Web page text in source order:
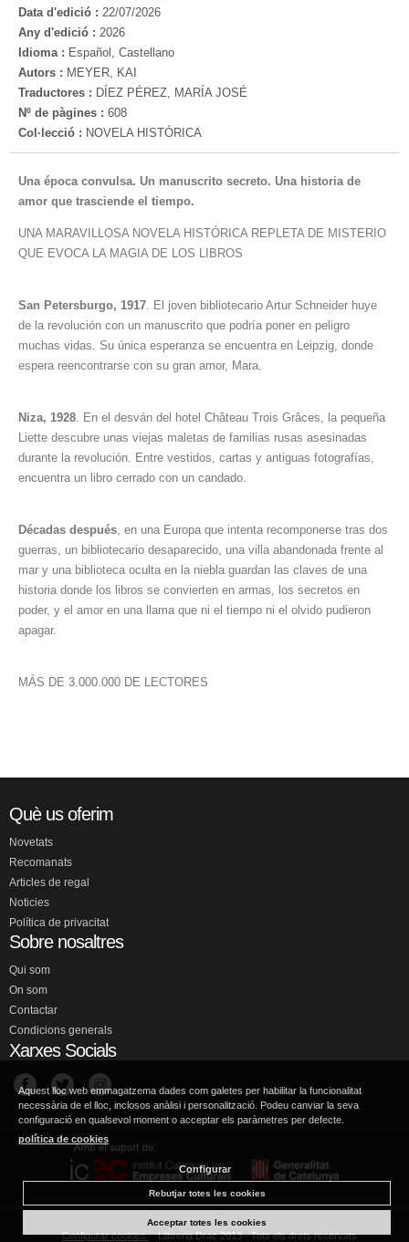
Data d'edició : 22/07/2026
Any d'edició : 2026
Idioma : Español, Castellano
Autors : MEYER, KAI
Traductores : DÍEZ PÉREZ, MARÍA JOSÉ
Nº de pàgines : 608
Col·lecció : NOVELA HISTÓRICA
Una época convulsa. Un manuscrito secreto. Una historia de
amor que trasciende el tiempo.
UNA MARAVILLOSA NOVELA HISTÓRICA REPLETA DE MISTERIO
QUE EVOCA LA MAGIA DE LOS LIBROS
San Petersburgo, 1917 . El joven bibliotecario Artur Schneider huye
de la revolución con un manuscrito que podría poner en peligro
muchas vidas. Su única esperanza se encuentra en Leipzig, donde
espera reencontrarse con su gran amor, Mara.
Niza, 1928 . En el desván del hotel Château Trois Grâces, la pequeña
Liette descubre unas viejas maletas de familias rusas asesinadas
durante la revolución. Entre vestidos, cartas y antiguas fotografías,
encuentra un libro cerrado con un candado.
Décadas después , en una Europa que intenta recomponerse tras dos
guerras, un bibliotecario desaparecido, una villa abandonada frente al
mar y una biblioteca oculta en la niebla guardan las claves de una
historia donde los libros se convierten en armas, los secretos en
poder, y el amor en una llama que ni el tiempo ni el olvido pudieron
apagar.
MÁS DE 3.000.000 DE LECTORES
Què us oferim
Novetats
Recomanats
Articles de regal
Noticies
Política de privacitat
Sobre nosaltres
Qui som
On som
Contactar
Condicions generals
Xarxes Socials
Configurar cookies Llibreria Drac 2013 - Tots els drets reservats
Aquest lloc web emmagatzema dades com galetes per habilitar la funcionalitat
necessària de el lloc, inclosos anàlisi i personalització. Podeu canviar la seva
configuració en qualsevol moment o acceptar els paràmetres per defecte.
política de cookies
Configurar
Rebutjar totes les cookies
Acceptar totes les cookies